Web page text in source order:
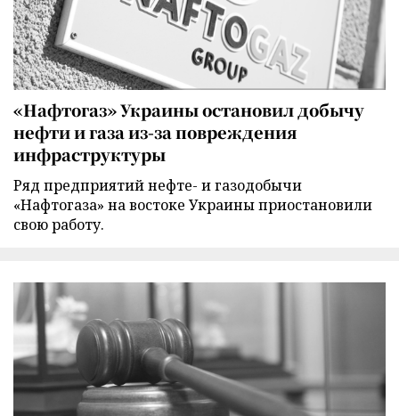
«Нафтогаз» Украины остановил добычу
нефти и газа из-за повреждения
инфраструктуры
Ряд предприятий нефте- и газодобычи
«Нафтогаза» на востоке Украины приостановили
свою работу.